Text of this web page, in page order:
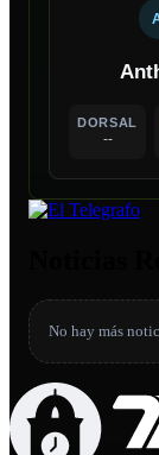
DORSAL
--
No hay más